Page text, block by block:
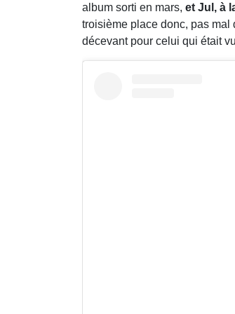
album sorti en mars, et Jul, à
troisième place donc, pas mal
décevant pour celui qui était